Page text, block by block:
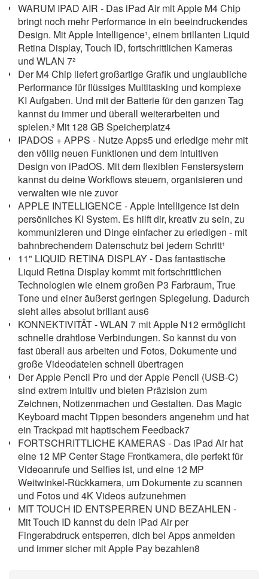
WARUM IPAD AIR - Das iPad Air mit Apple M4 Chip
bringt noch mehr Performance in ein beeindruckendes
Design. Mit Apple Intelligence¹, einem brillanten Liquid
Retina Display, Touch ID, fortschrittlichen Kameras
und WLAN 7²
Der M4 Chip liefert großartige Grafik und unglaubliche
Performance für flüssiges Multitasking und komplexe
KI Aufgaben. Und mit der Batterie für den ganzen Tag
kannst du immer und überall weiterarbeiten und
spielen.³ Mit 128 GB Speicherplatz4
IPADOS + APPS - Nutze Apps5 und erledige mehr mit
den völlig neuen Funktionen und dem intuitiven
Design von iPadOS. Mit dem flexiblen Fenstersystem
kannst du deine Workflows steuern, organisieren und
verwalten wie nie zuvor
APPLE INTELLIGENCE - Apple Intelligence ist dein
persönliches KI System. Es hilft dir, kreativ zu sein, zu
kommunizieren und Dinge einfacher zu erledigen - mit
bahnbrechendem Datenschutz bei jedem Schritt¹
11" LIQUID RETINA DISPLAY - Das fantastische
Liquid Retina Display kommt mit fortschrittlichen
Technologien wie einem großen P3 Farbraum, True
Tone und einer äußerst geringen Spiegelung. Dadurch
sieht alles absolut brillant aus6
KONNEKTIVITÄT - WLAN 7 mit Apple N12 ermöglicht
schnelle drahtlose Verbindungen. So kannst du von
fast überall aus arbeiten und Fotos, Dokumente und
große Videodateien schnell übertragen
Der Apple Pencil Pro und der Apple Pencil (USB-C)
sind extrem intuitiv und bieten Präzision zum
Zeichnen, Notizenmachen und Gestalten. Das Magic
Keyboard macht Tippen besonders angenehm und hat
ein Trackpad mit haptischem Feedback7
FORTSCHRITTLICHE KAMERAS - Das iPad Air hat
eine 12 MP Center Stage Frontkamera, die perfekt für
Videoanrufe und Selfies ist, und eine 12 MP
Weitwinkel-Rückkamera, um Dokumente zu scannen
und Fotos und 4K Videos aufzunehmen
MIT TOUCH ID ENTSPERREN UND BEZAHLEN -
Mit Touch ID kannst du dein iPad Air per
Fingerabdruck entsperren, dich bei Apps anmelden
und immer sicher mit Apple Pay bezahlen8